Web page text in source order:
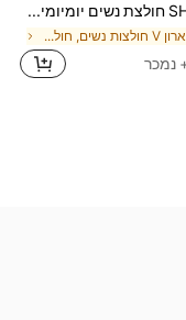
SHEIN LUNE חולצת נשים יומיומית בצבע אחיד עם צוואון V, שרוולי פלאר ועיצוב קשירה קדמית, אביב/סתיו, חולצה חומה עם צוואון V, חולצה חום כהה, חולצה חום שוקולד, חולצה חום קפה, חולצה חומה עם קשירה קדמית, יומיומי
ב צווארון V חולצות נשים, חולצות & טי